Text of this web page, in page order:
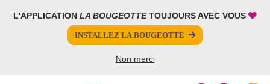
L'APPLICATION LA BOUGEOTTETOUJOURS AVEC VOUS
INSTALLEZ LA BOUGEOTTE
Non merci
FERMER
PARTAGER
FERMER
Votre inscription à la newsletter a été effectuée.